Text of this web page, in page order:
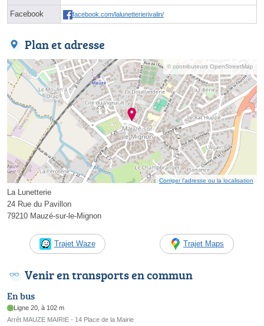
Facebook facebook.com/lalunetterierivalin/
Plan et adresse
© contributeurs OpenStreetMap
Corriger l’adresse ou la localisation
La Lunetterie
24 Rue du Pavillon
79210 Mauzé-sur-le-Mignon
Trajet Waze Trajet Maps
Venir en transports en commun
En bus
Ligne 20, à 102 m
Arrêt MAUZE MAIRIE - 14 Place de la Mairie